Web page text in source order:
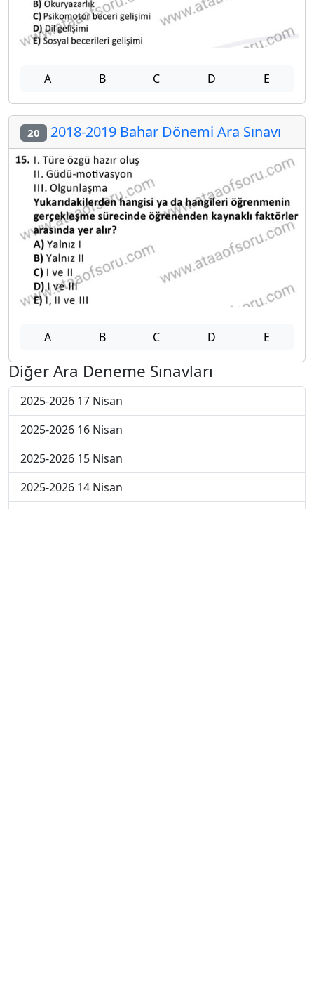
A B C D E
20 2018-2019 Bahar Dönemi Ara Sınavı
A B C D E
Diğer Ara Deneme Sınavları
2025-2026 17 Nisan
2025-2026 16 Nisan
2025-2026 15 Nisan
2025-2026 14 Nisan